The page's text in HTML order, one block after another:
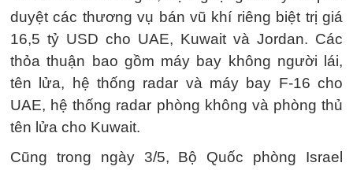
duyệt các thương vụ bán vũ khí riêng biệt trị giá
16,5 tỷ USD cho UAE, Kuwait và Jordan. Các
thỏa thuận bao gồm máy bay không người lái,
tên lửa, hệ thống radar và máy bay F-16 cho
UAE, hệ thống radar phòng không và phòng thủ
tên lửa cho Kuwait.
Cũng trong ngày 3/5, Bộ Quốc phòng Israel